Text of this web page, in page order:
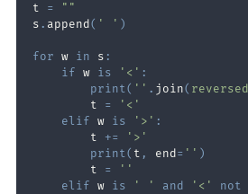
t =
""
s . append ( ' ' )
for w in s :
if w is '<' :
print( '' . join( reversed
        t
=
'<'
elif w is '>' :
        t
+=
'>'
print( t , end = '' )
        t
=
''
elif w is ' ' and '<' not